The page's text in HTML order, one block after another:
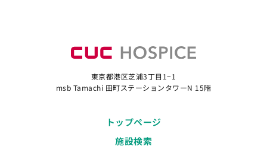
東京都港区芝浦3丁目1−1
msb Tamachi 田町ステーションタワーN 15階
トップページ
施設検索